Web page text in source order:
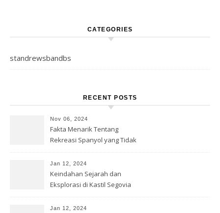
CATEGORIES
standrewsbandbs
RECENT POSTS
Nov 06, 2024
Fakta Menarik Tentang
Rekreasi Spanyol yang Tidak
Jan 12, 2024
Keindahan Sejarah dan
Eksplorasi di Kastil Segovia
Jan 12, 2024